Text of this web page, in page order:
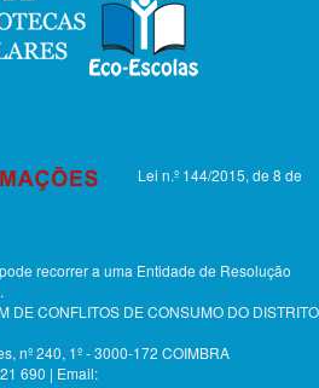
Lei n.º 144/2015, de 8 de
recorrer a uma Entidade de Resolução
DE CONFLITOS DE CONSUMO DO DISTRITO
nº 240, 1º - 3000-172 COIMBRA
690 | Email: